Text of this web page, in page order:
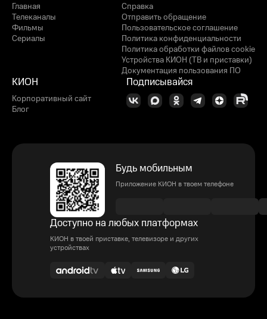
Главная
Телеканалы
Фильмы
Сериалы
Справка
Отправить обращение
Пользовательское соглашение
Политика конфиденциальности
Политика обработки файлов cookie
Устройства КИОН (ТВ и приставки)
Документация пользования ПО
КИОН
Корпоративный сайт
Блог
Подписывайся
Будь мобильным
Приложение КИОН в твоем телефоне
Доступно на любых платформах
КИОН в твоей приставке, телевизоре и других
устройствах